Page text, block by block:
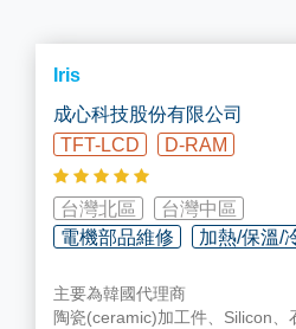
Iris
成心科技股份有限公司
TFT-LCD
D-RAM
台灣北區
台灣中區
電機部品維修
加熱/保溫/
精密清洗/表面處理/翻修加工
主要為韓國代理商
陶瓷(ceramic)加工件、Silicon、